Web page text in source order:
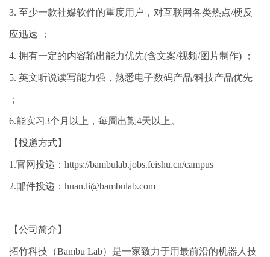
3. 至少一款社媒软件的重度用户，对互联网各类热点/梗反
应迅速 ；
4. 拥有一定的内容输出能力优先(含文案/视频/图片制作) ；
5. 英文听说读写能力强，熟悉电子数码产品/科技产品优先
；
6.能实习3个月以上，每周出勤4天以上。
【投递方式】
1.官网投递：https://bambulab.jobs.feishu.cn/campus
2.邮件投递：huan.li@bambulab.com
【公司简介】
拓竹科技（Bambu Lab）是一家致力于用最前沿的机器人技